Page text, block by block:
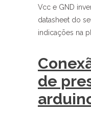
Vcc e GND
datasheet do
indicações na
de